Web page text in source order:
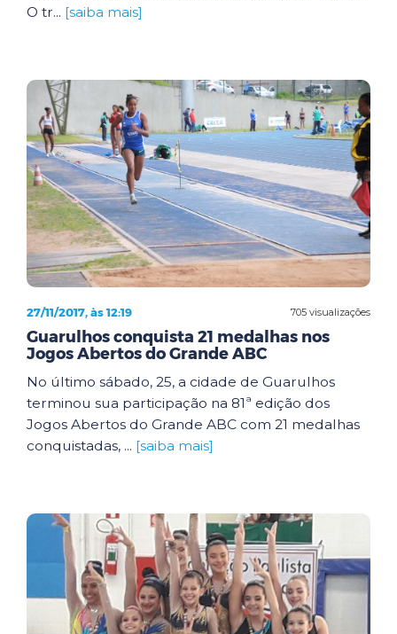
O tr... [saiba mais]
705 visualizações
27/11/2017, às 12:19
Guarulhos conquista 21 medalhas nos
Jogos Abertos do Grande ABC
No último sábado, 25, a cidade de Guarulhos
terminou sua participação na 81ª edição dos
Jogos Abertos do Grande ABC com 21 medalhas
conquistadas, ... [saiba mais]